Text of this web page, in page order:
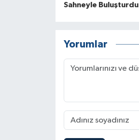
Sahneyle Buluşturdu
Yorumlar